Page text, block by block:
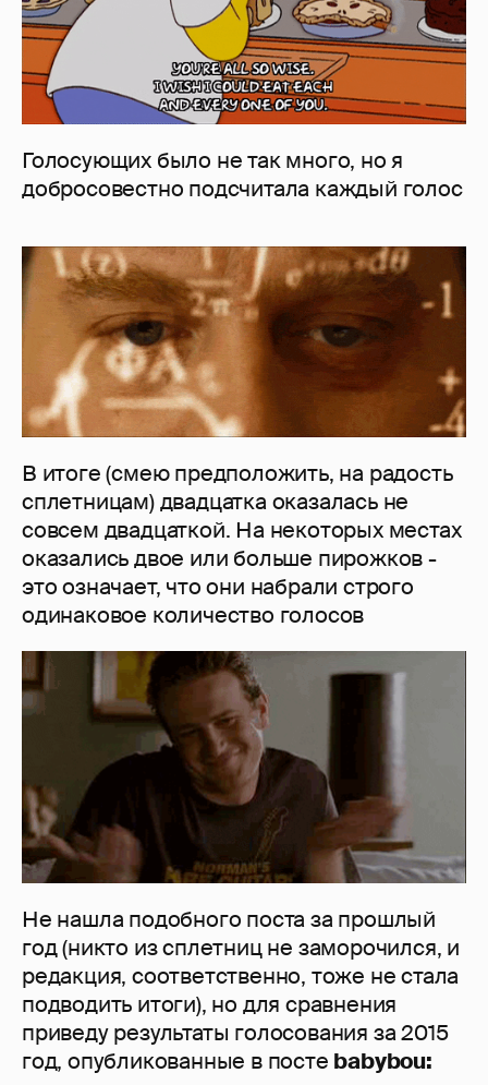
Голосующих было не так много, но я
добросовестно подсчитала каждый голос
В итоге (смею предположить, на радость
сплетницам) двадцатка оказалась не
совсем двадцаткой. На некоторых местах
оказались двое или больше пирожков -
это означает, что они набрали строго
одинаковое количество голосов
Не нашла подобного поста за прошлый
год (никто из сплетниц не заморочился, и
редакция, соответственно, тоже не стала
подводить итоги), но для сравнения
приведу результаты голосования за 2015
год, опубликованные в посте babybou: